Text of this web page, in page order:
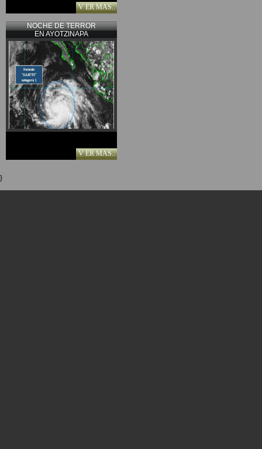
V ER MAS..
NOCHE DE TERROR
EN AYOTZINAPA
V ER MAS..
}